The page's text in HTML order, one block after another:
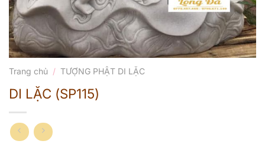
Trang chủ / TƯỢNG PHẬT DI LẶC
DI LẶC (SP115)